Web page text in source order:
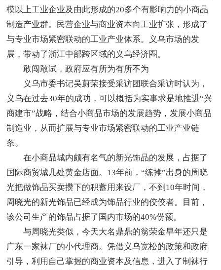
模以上工业企业及由此形成的20多个有影响力的小商品
制造产业群。民营企业与商业资本向工业扩张，形成了
与专业市场紧密联动的工业产业体系。义乌市场的发
展，带动了浙江中部跨区域的义乌经济圈。
敢闯敢试，政府应有所为有所不为
义乌市委书记吴蔚荣接受采访团联合采访时认为，
义乌在过去30年的成功，可以概括为实事求是地推进“兴
商建市”战略，结合小商品市场的发展趋势，发展小商品
制造业，从而扩展与专业市场紧密联动的工业产业链
条。
在小商品城内颇有名气的新光饰品的发展，占据了
国际商贸城几处黄金店面。13年前，“练摊”出身的周晓
光把做饰品买卖攒下的积蓄用来设厂，不到10年时间，
周晓光的新光饰品已经成为饰品行业的佼佼者。目前，
该公司生产的饰品占据了国内市场的40%份额。
与周晓光类似，今天大名鼎鼎的翁荣金早年还只是
广东一家袜厂的小代理商。凭借义乌宽松的政策和政府
引导，利用自己掌握的商业资本及信息，进入了制袜行